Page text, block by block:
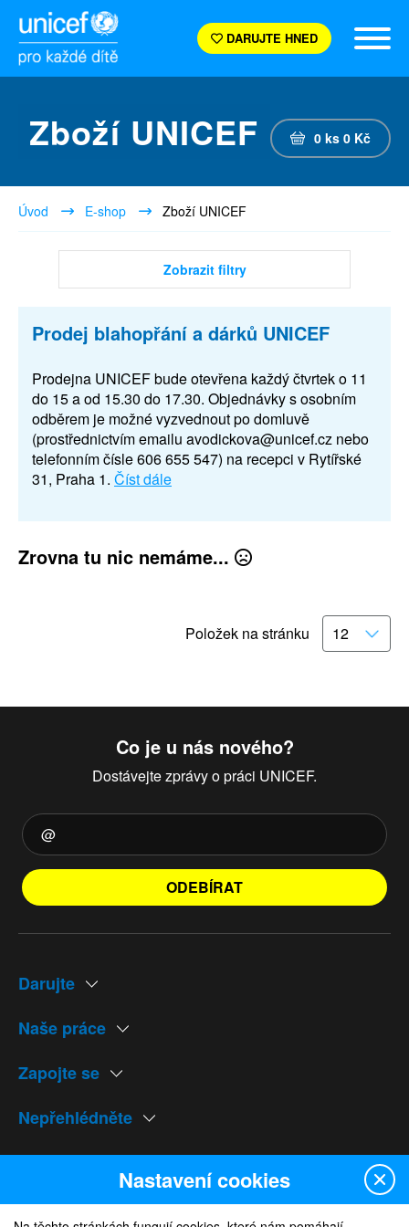
DARUJTE HNED
Zboží UNICEF 0 ks 0 Kč
Úvod E-shop Zboží UNICEF
Zobrazit filtry
Prodej blahopřání a dárků UNICEF
Prodejna UNICEF bude otevřena každý čtvrtek o 11
do 15 a od 15.30 do 17.30. Objednávky s osobním
odběrem je možné vyzvednout po domluvě
(prostřednictvím emailu avodickova@unicef.cz nebo
telefonním čísle 606 655 547) na recepci v Rytířské
31, Praha 1. Číst dále
Zrovna tu nic nemáme...
Položek na stránku
Co je u nás nového?
Dostávejte zprávy o práci UNICEF.
ODEBÍRAT
Darujte
Naše práce
Zapojte se
Nepřehlédněte
Naše weby
Nastavení cookies